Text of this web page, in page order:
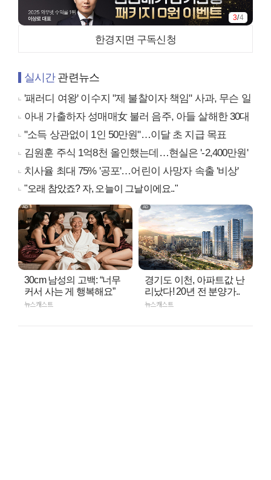
3/4
한경지면 구독신청
실시간관련뉴스
'패러디 여왕' 이수지 "제 불찰이자 책임" 사과, 무슨 일
아내 가출하자 성매매女 불러 음주, 아들 살해한 30대
"소득 상관없이 1인 50만원"…이달 초 지급 목표
김원훈 주식 1억8천 올인했는데…현실은 '-2,400만원'
치사율 최대 75% '공포'…어린이 사망자 속출 '비상'
"오래 참았죠? 자, 오늘이 그날이에요.."
30cm 남성의 고백: “너무
커서 사는 게 행복해요”
뉴스캐스트
경기도 이천, 아파트값 난
리났다! 20년 전 분양가..
뉴스캐스트